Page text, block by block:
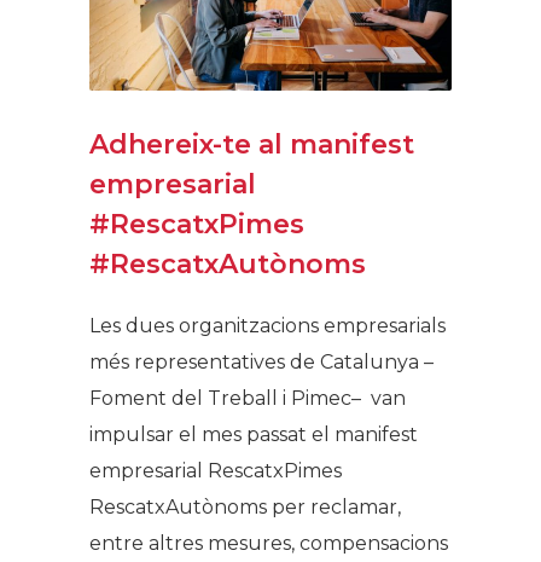
Adhereix-te al manifest
empresarial
#RescatxPimes
#RescatxAutònoms
Les dues organitzacions empresarials
més representatives de Catalunya –
Foment del Treball i Pimec– van
impulsar el mes passat el manifest
empresarial RescatxPimes
RescatxAutònoms per reclamar,
entre altres mesures, compensacions